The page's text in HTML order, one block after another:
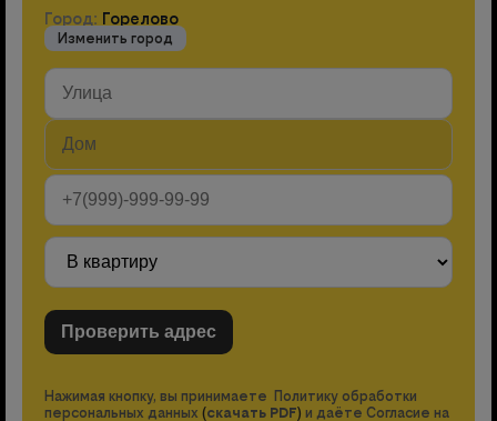
Город: Горелово
Изменить город
Нажимая кнопку, вы принимаете Политику обработки
персональных данных (скачать PDF) и даёте Согласие на